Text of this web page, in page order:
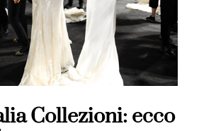
Collezioni: ecco